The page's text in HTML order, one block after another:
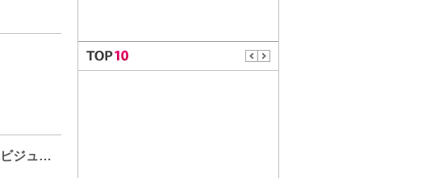
SUPERNOVA グァンス出演、舞台「私に会いに来て」純白の第二弾ビジュアル公開・アフタートーク開催決定！